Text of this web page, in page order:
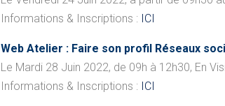
Informations & Inscriptions : ICI
Web Atelier : Faire son profil Réseaux
Le Mardi 28 Juin 2022, de 09h à 12h30, En
Informations & Inscriptions : ICI